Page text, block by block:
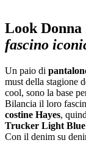
Look Donna
fascino
Un paio di
must della stagione
cool, sono la base
Bilancia il loro
costine Hayes,
Trucker Light Blue
Con il denim su